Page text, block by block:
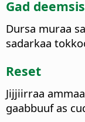
Gad
Dursa muraa
sadarkaa
Reset
Jijjiirraa
gaabbuuf as